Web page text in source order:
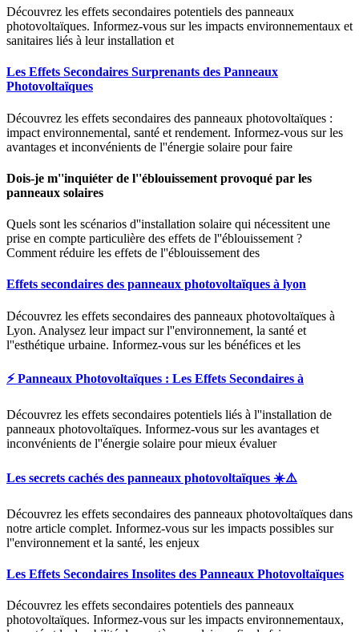
Découvrez les effets secondaires potentiels des panneaux
photovoltaïques. Informez-vous sur les impacts environnementaux et
sanitaires liés à leur installation et
Les Effets Secondaires Surprenants des Panneaux
Photovoltaïques
Découvrez les effets secondaires des panneaux photovoltaïques :
impact environnemental, santé et rendement. Informez-vous sur les
avantages et inconvénients de l''énergie solaire pour faire
Dois-je m''inquiéter de l''éblouissement provoqué par les
panneaux solaires
Quels sont les scénarios d''installation solaire qui nécessitent une
prise en compte particulière des effets de l''éblouissement ?
Comment réduire les effets de l''éblouissement des
Effets secondaires des panneaux photovoltaïques à lyon
Découvrez les effets secondaires des panneaux photovoltaïques à
Lyon. Analysez leur impact sur l''environnement, la santé et
l''esthétique urbaine. Informez-vous sur les bénéfices et les
⚡️ Panneaux Photovoltaïques : Les Effets Secondaires à
Découvrez les effets secondaires potentiels liés à l''installation de
panneaux photovoltaïques. Informez-vous sur les avantages et
inconvénients de l''énergie solaire pour mieux évaluer
Les secrets cachés des panneaux photovoltaïques ☀️⚠️
Découvrez les effets secondaires des panneaux photovoltaïques dans
notre article complet. Informez-vous sur les impacts possibles sur
l''environnement et la santé, les enjeux
Les Effets Secondaires Insolites des Panneaux Photovoltaïques
Découvrez les effets secondaires potentiels des panneaux
photovoltaïques. Informez-vous sur les impacts environnementaux,